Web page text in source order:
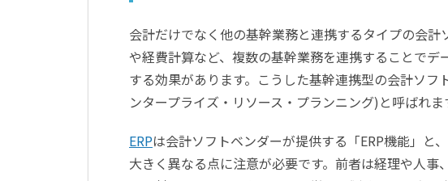
会計だけでなく他の基幹業務と連携するタイプの会
や経費計算など、複数の基幹業務を連携することで
する効果があります。こうした基幹連携型の会計ソフ
ンタープライズ・リソース・プランニング)と呼ばれま
ERPは会計ソフトベンダーが提供する「ERP機能」と
大きく異なる点に注意が必要です。前者は経理や人